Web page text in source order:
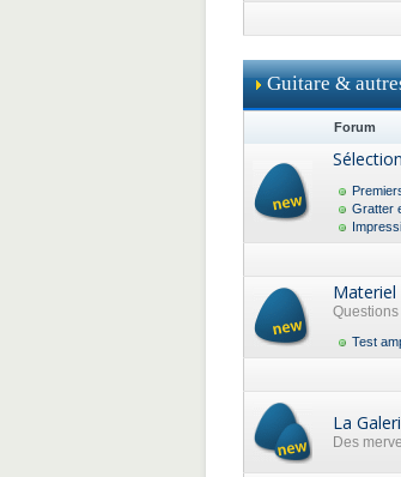
Guitare &
Forum
Gratter
Materiel
Questions
Test
La
Des